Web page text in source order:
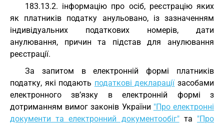
183.13.2. інформацію про осіб, реєстрацію яких
як платників податку анульовано, із зазначенням
індивідуальних податкових номерів, дати
анулювання, причин та підстав для анулювання
реєстрації.
За запитом в електронній формі платників
податку, які подають податкові деклараціїзасобами
електронного зв’язку в електронній формі з
дотриманням вимог законів України "Про електронні
документи та електронний документообіг"та "Про